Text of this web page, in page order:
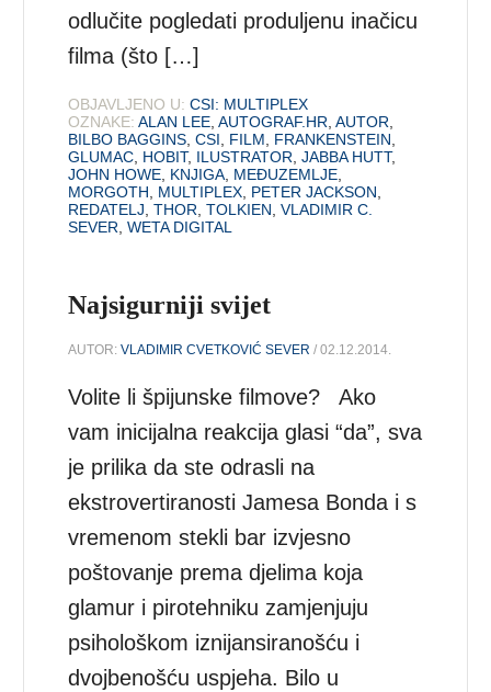
odlučite pogledati produljenu inačicu
filma (što […]
OBJAVLJENO U: CSI: MULTIPLEX
OZNAKE: ALAN LEE,AUTOGRAF.HR,AUTOR,
BILBO BAGGINS,CSI, FILM, FRANKENSTEIN,
GLUMAC, HOBIT, ILUSTRATOR,JABBA HUTT,
JOHN HOWE, KNJIGA, MEĐUZEMLJE,
MORGOTH, MULTIPLEX, PETER JACKSON,
REDATELJ,THOR,TOLKIEN,VLADIMIR C.
SEVER,WETA DIGITAL
Najsigurniji svijet
AUTOR:VLADIMIR CVETKOVIĆ SEVER / 02.12.2014.
Volite li špijunske filmove? Ako
vam inicijalna reakcija glasi “da”, sva
je prilika da ste odrasli na
ekstrovertiranosti Jamesa Bonda i s
vremenom stekli bar izvjesno
poštovanje prema djelima koja
glamur i pirotehniku zamjenjuju
psihološkom iznijansiranošću i
dvojbenošću uspjeha. Bilo u